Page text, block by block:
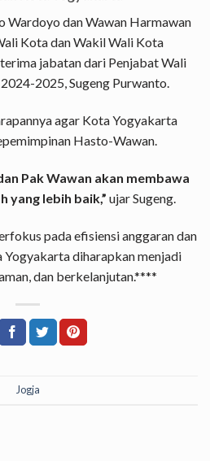
Wardoyo dan Wawan Harmawan
Kota dan Wakil Wali Kota
jabatan dari Penjabat Wali
2025, Sugeng Purwanto.
agar Kota Yogyakarta
Hasto-Wawan.
Pak Wawan akan membawa
yang lebih baik,” ujar Sugeng.
pada efisiensi anggaran dan
Yogyakarta diharapkan menjadi
dan berkelanjutan.****
Jogja